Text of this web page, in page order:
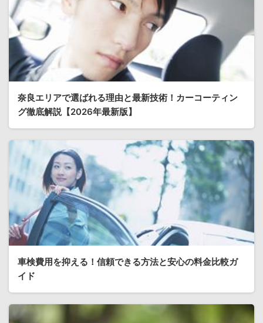
奈良エリアで選ばれる理由と最新技術！カーコーティン
グ徹底解説【2026年最新版】
車検費用を抑える！信頼できる方法と安心の料金比較ガ
イド